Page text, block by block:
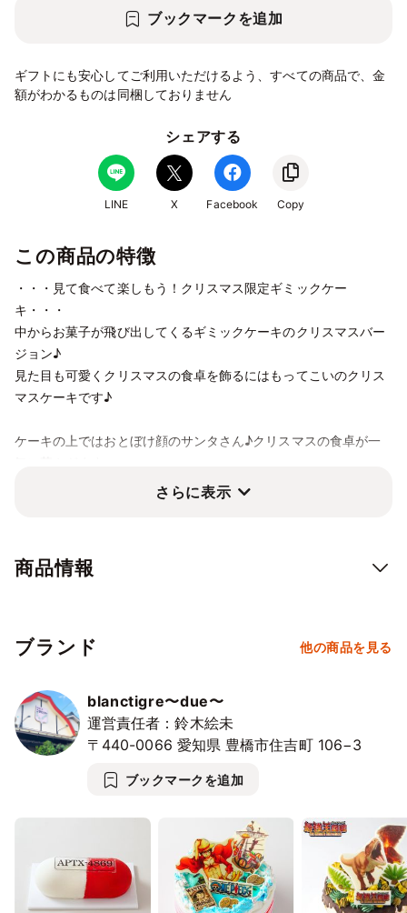
ブックマークを追加
ギフトにも安心してご利用いただけるよう、すべての商品で、金
額がわかるものは同梱しておりません
シェアする
LINE X Facebook Copy
この商品の特徴
・・・見て食べて楽しもう！クリスマス限定ギミックケー
キ・・・
中からお菓子が飛び出してくるギミックケーキのクリスマスバー
ジョン♪
見た目も可愛くクリスマスの食卓を飾るにはもってこいのクリス
マスケーキです♪
ケーキの上ではおとぼけ顔のサンタさん♪クリスマスの食卓が一
カットすると中から飛び出すお菓子たちにお子様だけでなく大人
し上がりいただけます。
毎年完売のクリスマスギミックケーキ、ぜひお早目にご購入くだ
さい！
※１つずつ手作りなので色合いなど多少変わる場合があります
さらに表示
商品情報
ブランド 他の商品を見る
blanctigre〜due〜
運営責任者：鈴木絵未
〒440-0066 愛知県 豊橋市住吉町 106−3
ブックマークを追加